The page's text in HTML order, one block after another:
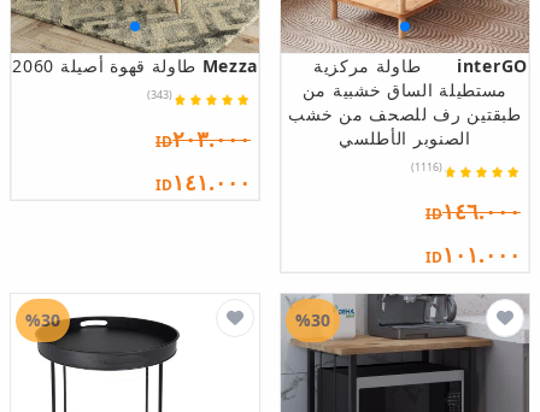
interGO
طاولة مركزية
مستطيلة الساق خشبية من
طبقتين رف للصحف من خشب
الصنوبر الأطلسي
(1116)
ID١٤٦.٠٠٠
ID١٠١.٠٠٠
Mezza طاولة قهوة أصيلة 2060
(343)
ID٢٠٣.٠٠٠
ID١٤١.٠٠٠
%30
%30